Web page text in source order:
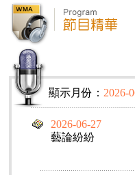
顯示月份： 2026-
2026-06-27
藝論紛紛